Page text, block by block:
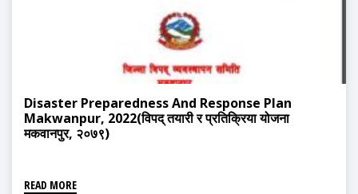
Disaster Preparedness And Response Plan
Makwanpur, 2022(विपद् तयारी र प्रतिक्रिया योजना
मकवानपुर, २०७९)
READ MORE